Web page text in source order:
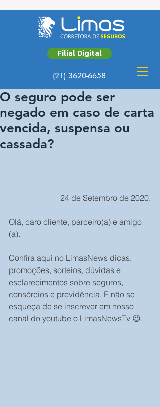
Filial Digital
(21) 3620-6658
O seguro pode ser
negado em caso de carta
vencida, suspensa ou
cassada?
24 de Setembro de 2020.
Olá, caro cliente, parceiro(a) e amigo
(a).
Confira aqui no LimasNews dicas,
promoções, sorteios, dúvidas e
esclarecimentos sobre seguros,
consórcios e previdência. E não se
esqueça de se inscrever em nosso
canal do youtube o LimasNewsTv 😉.